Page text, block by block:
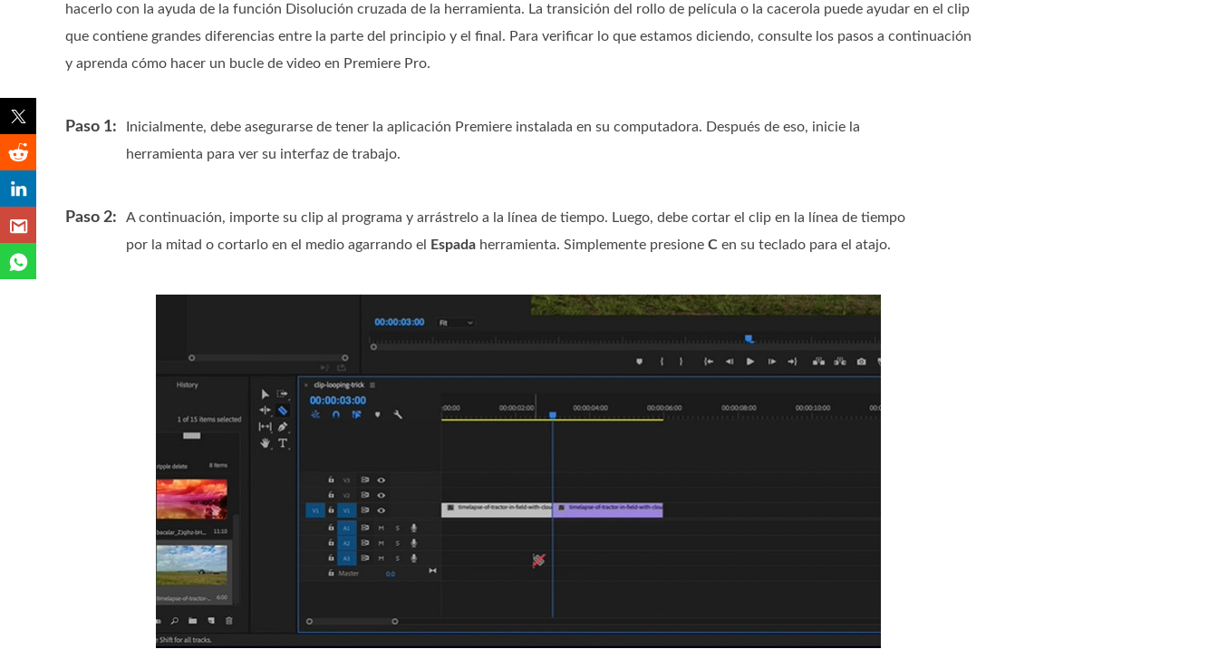
hacerlo con la ayuda de la función Disolución cruzada de la herramienta. La transición del rollo de película o la cacerola puede ayudar en el clip
que contiene grandes diferencias entre la parte del principio y el final. Para verificar lo que estamos diciendo, consulte los pasos a continuación
y aprenda cómo hacer un bucle de video en Premiere Pro.
Paso 1:
Inicialmente, debe asegurarse de tener la aplicación Premiere instalada en su computadora. Después de eso, inicie la
herramienta para ver su interfaz de trabajo.
Paso 2:
A continuación, importe su clip al programa y arrástrelo a la línea de tiempo. Luego, debe cortar el clip en la línea de tiempo
por la mitad o cortarlo en el medio agarrando el
Espada herramienta. Simplemente presione C en su teclado para el atajo.